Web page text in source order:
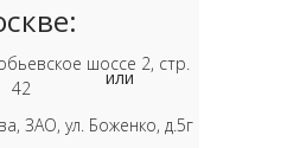
шоссе 2, стр.
42
ЗАО, ул. Боженко, д.5г
или